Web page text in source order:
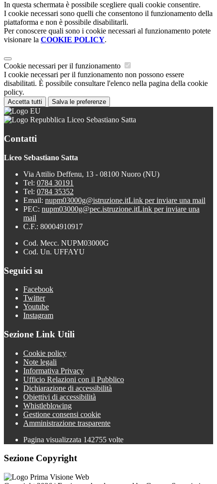
In questa schermata è possibile scegliere quali cookie consentire.
I cookie necessari sono quelli che consentono il funzionamento della
piattaforma e non è possibile disabilitarli.
Per conoscere quali sono i cookie necessari al funzionamento potete
visionare la COOKIE POLICY.
Cookie necessari per il funzionamento
I cookie necessari per il funzionamento non possono essere
disabilitati. È possibile consultare l'elenco nella pagina della cookie
policy.
Accetta tutti Salva le preferenze
Liceo Sebastiano Satta
Contatti
Liceo Sebastiano Satta
Via Attilio Deffenu, 13 - 08100 Nuoro (NU)
Tel: 0784 30191
Tel: 0784 35352
Email: nupm03000g@istruzione.itLink per inviare una mail
PEC: nupm03000g@pec.istruzione.itLink per inviare una
mail
C.F.: 80004910917
Cod. Mecc. NUPM03000G
Cod. Un. UFFAYU
Seguici su
Facebook
Twitter
Youtube
Instagram
Sezione Link Utili
Cookie policy
Note legali
Informativa Privacy
Ufficio Relazioni con il Pubblico
Dichiarazione di accessibilità
Obiettivi di accessibilità
Whistleblowing
Gestione consensi cookie
Amministrazione trasparente
Pagina visualizzata 142755 volte
Sezione Copyright